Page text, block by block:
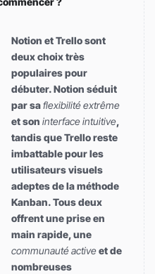
Notion et Trello sont
deux choix très
populaires pour
débuter. Notion séduit
par saflexibilité extrême
et son interface intuitive,
tandis que Trello reste
imbattable pour les
utilisateurs visuels
adeptes de la méthode
Kanban. Tous deux
offrent une prise en
main rapide, une
communauté activeet de
nombreuses